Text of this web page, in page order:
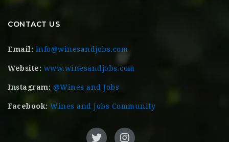
CONTACT US
Email: info@winesandjobs.com
Website: www.winesandjobs.com
Instagram: @Wines and Jobs
Facebook: Wines and Jobs Community